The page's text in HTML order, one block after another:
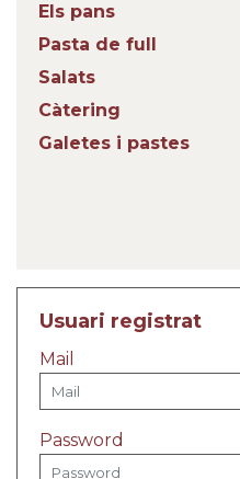
Els pans
Pasta de full
Salats
Càtering
Galetes i pastes
Usuari registrat
Mail
Password